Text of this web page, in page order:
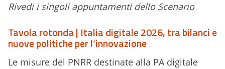
Rivedi i singoli appuntamenti dello Scenario
Tavola rotonda | Italia digitale 2026, tra bilanci e
nuove politiche per l’innovazione
Le misure del PNRR destinate alla PA digitale